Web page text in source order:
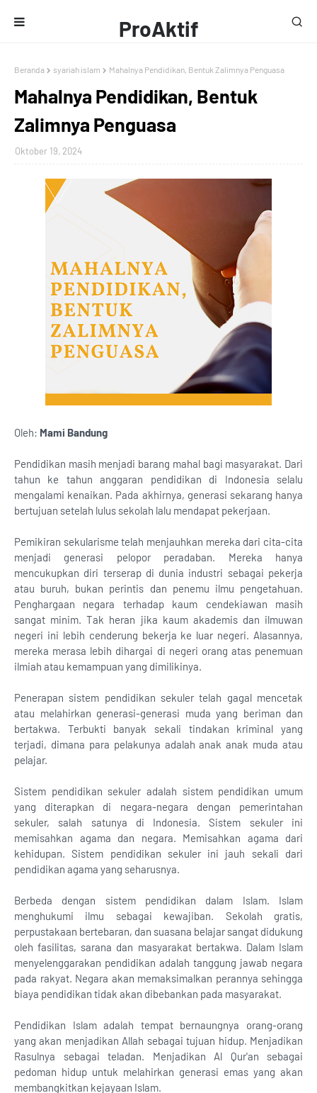
ProAktif
Media
Beranda syariah islam Mahalnya Pendidikan, Bentuk Zalimnya Penguasa
Mahalnya Pendidikan, Bentuk
Zalimnya Penguasa
Oktober 19, 2024
Oleh: Mami Bandung
Pendidikan masih menjadi barang mahal bagi masyarakat. Dari
tahun ke tahun anggaran pendidikan di Indonesia selalu
mengalami kenaikan. Pada akhirnya, generasi sekarang hanya
bertujuan setelah lulus sekolah lalu mendapat pekerjaan.
Pemikiran sekularisme telah menjauhkan mereka dari cita-cita
menjadi generasi pelopor peradaban. Mereka hanya
mencukupkan diri terserap di dunia industri sebagai pekerja
atau buruh, bukan perintis dan penemu ilmu pengetahuan.
Penghargaan negara terhadap kaum cendekiawan masih
sangat minim. Tak heran jika kaum akademis dan ilmuwan
negeri ini lebih cenderung bekerja ke luar negeri. Alasannya,
mereka merasa lebih dihargai di negeri orang atas penemuan
ilmiah atau kemampuan yang dimilikinya.
Penerapan sistem pendidikan sekuler telah gagal mencetak
atau melahirkan generasi-generasi muda yang beriman dan
bertakwa. Terbukti banyak sekali tindakan kriminal yang
terjadi, dimana para pelakunya adalah anak anak muda atau
pelajar.
Sistem pendidikan sekuler adalah sistem pendidikan umum
yang diterapkan di negara-negara dengan pemerintahan
sekuler, salah satunya di Indonesia. Sistem sekuler ini
memisahkan agama dan negara. Memisahkan agama dari
kehidupan. Sistem pendidikan sekuler ini jauh sekali dari
pendidikan agama yang seharusnya.
Berbeda dengan sistem pendidikan dalam Islam. Islam
menghukumi ilmu sebagai kewajiban. Sekolah gratis,
perpustakaan bertebaran, dan suasana belajar sangat didukung
oleh fasilitas, sarana dan masyarakat bertakwa. Dalam Islam
menyelenggarakan pendidikan adalah tanggung jawab negara
pada rakyat. Negara akan memaksimalkan perannya sehingga
biaya pendidikan tidak akan dibebankan pada masyarakat.
Pendidikan Islam adalah tempat bernaungnya orang-orang
yang akan menjadikan Allah sebagai tujuan hidup. Menjadikan
Rasulnya sebagai teladan. Menjadikan Al Qur'an sebagai
pedoman hidup untuk melahirkan generasi emas yang akan
membangkitkan kejayaan Islam.